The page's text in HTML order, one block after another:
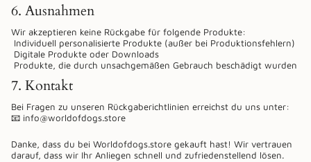
6. Ausnahmen
Wir akzeptieren keine Rückgabe für folgende Produkte:
Individuell personalisierte Produkte (außer bei Produktionsfehlern)
Digitale Produkte oder Downloads
Produkte, die durch unsachgemäßen Gebrauch beschädigt wurden
7. Kontakt
Bei Fragen zu unseren Rückgaberichtlinien erreichst du uns unter:
📧 info@worldofdogs.store
Danke, dass du bei Worldofdogs.store gekauft hast! Wir vertrauen
darauf, dass wir Ihr Anliegen schnell und zufriedenstellend lösen.